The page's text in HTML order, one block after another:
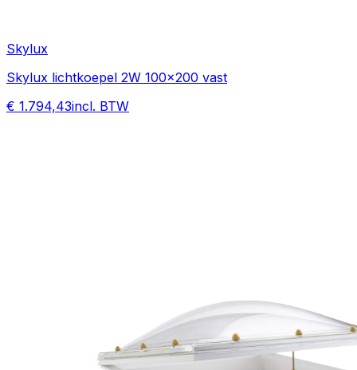
Skylux
Skylux lichtkoepel 2W 100x200 vast
€ 1.794,43incl. BTW